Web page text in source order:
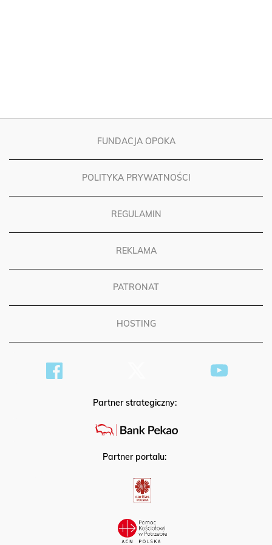
FUNDACJA OPOKA
POLITYKA PRYWATNOŚCI
REGULAMIN
REKLAMA
PATRONAT
HOSTING
Partner strategiczny:
Partner portalu: